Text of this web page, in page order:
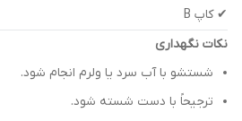
✔ کاپ B
نکات نگهداری
شستشو با آب سرد یا ولرم انجام شود.
ترجیحاً با دست شسته شود.